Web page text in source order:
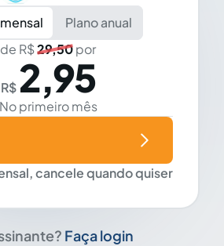
Plano anual
de R$29,50por
R$ 2,95
No primeiro mês
cancele quando quiser
Faça login